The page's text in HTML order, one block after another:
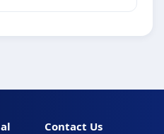
Contact Us